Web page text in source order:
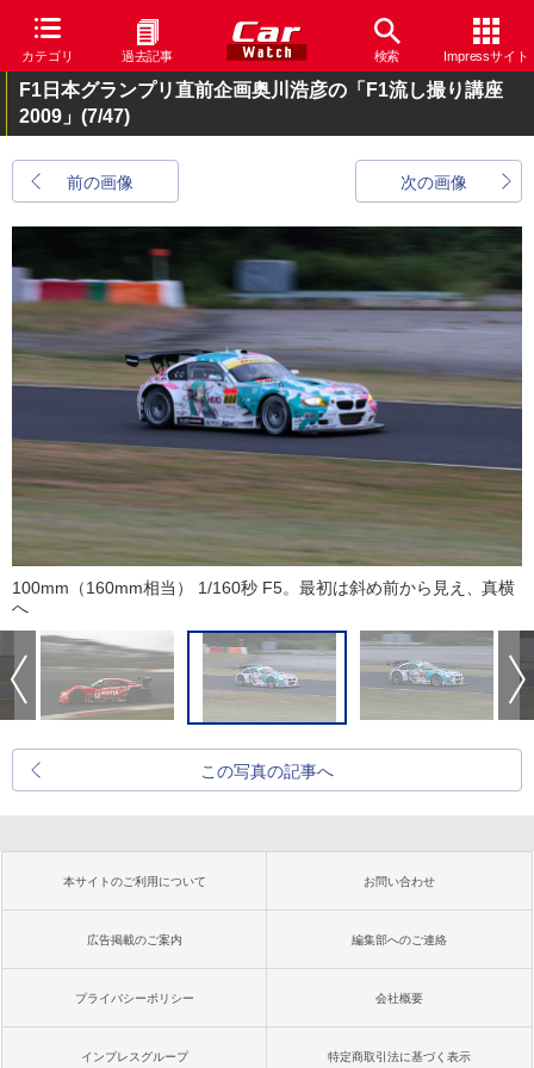
カテゴリ 過去記事 検索 Impressサイト
F1日本グランプリ直前企画奥川浩彦の「F1流し撮り講座
2009」 (7/47)
前の画像 次の画像
100mm（160mm相当） 1/160秒 F5。最初は斜め前から見え、真横
へ
この写真の記事へ
本サイトのご利用について お問い合わせ
広告掲載のご案内 編集部へのご連絡
プライバシーポリシー 会社概要
インプレスグループ 特定商取引法に基づく表示